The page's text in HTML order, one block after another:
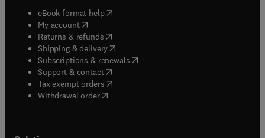
eBook format help( opens in new tab/window
My account( opens in new tab/window
Returns & refunds( opens in new tab/window
Shipping & delivery(opens in new tab/window
Subscriptions & renewals( opens in new tab/window
Support & contact( opens in new tab/window
Tax exempt orders( opens in new tab/window
Withdrawal order